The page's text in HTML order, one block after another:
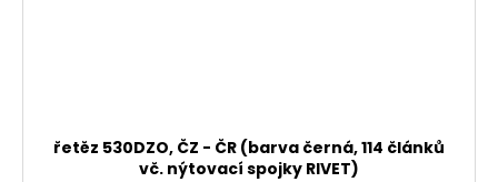
řetěz 530DZO, ČZ - ČR (barva černá, 114 článků
vč. nýtovací spojky RIVET)